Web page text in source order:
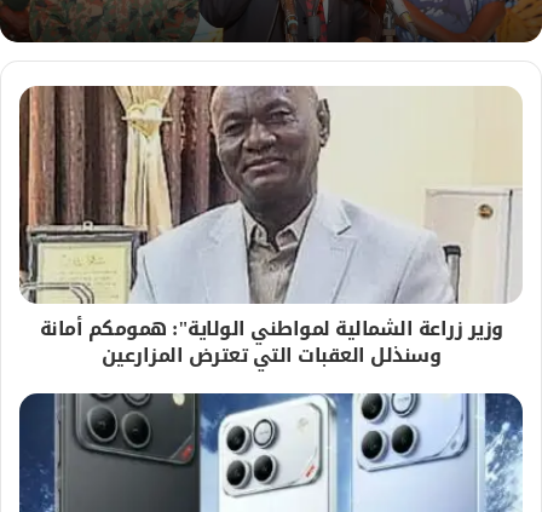
​وزير زراعة الشمالية لمواطني الولاية": همومكم أمانة
وسنذلل العقبات التي تعترض المزارعين